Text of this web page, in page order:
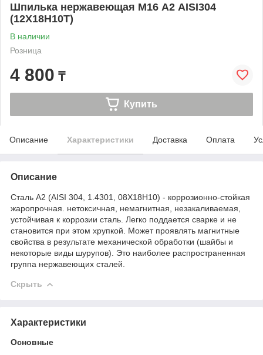
Шпилька нержавеющая М16 А2 AISI304
(12Х18Н10Т)
В наличии
Розница
4 800 ₸
Купить
Описание Характеристики Доставка Оплата
Описание
Сталь А2 (AISI 304, 1.4301, 08Х18Н10) - коррозионно-стойкая
жаропрочная. нетоксичная, немагнитная, незакаливаемая,
устойчивая к коррозии сталь. Легко поддается сварке и не
становится при этом хрупкой. Может проявлять магнитные
свойства в результате механической обработки (шайбы и
некоторые виды шурупов). Это наиболее распространенная
группа нержавеющих сталей.
Скрыть
Характеристики
Основные